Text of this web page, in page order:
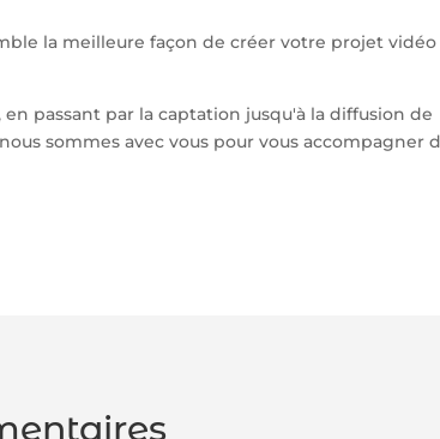
la meilleure façon de créer votre projet vidéo
passant par la captation jusqu'à la diffusion de
sommes avec vous pour vous accompagner